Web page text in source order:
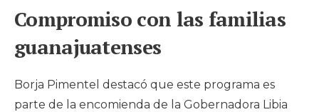
Compromiso con las familias
guanajuatenses
Borja Pimentel destacó que este programa es
parte de la encomienda de la Gobernadora Libia